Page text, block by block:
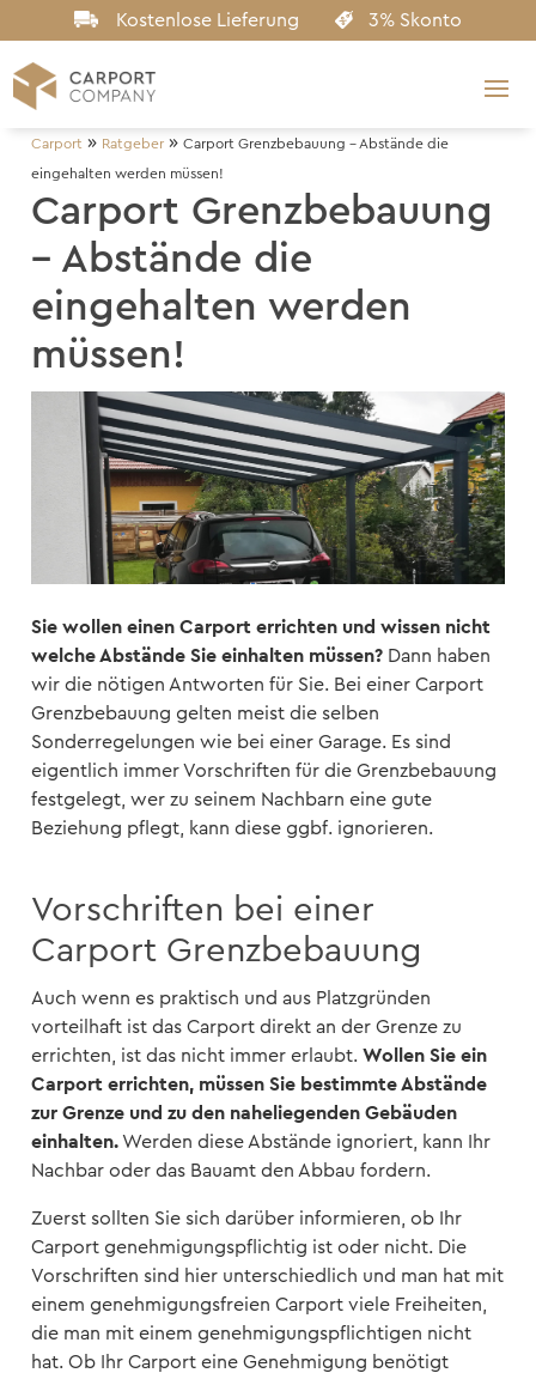
Kostenlose Lieferung 3% Skonto
Carport » Ratgeber »Carport Grenzbebauung – Abstände die
eingehalten werden müssen!
Carport Grenzbebauung
– Abstände die
eingehalten werden
müssen!
Sie wollen einen Carport errichten und wissen nicht
welche Abstände Sie einhalten müssen? Dann haben
wir die nötigen Antworten für Sie. Bei einer Carport
Grenzbebauung gelten meist die selben
Sonderregelungen wie bei einer Garage. Es sind
eigentlich immer Vorschriften für die Grenzbebauung
festgelegt, wer zu seinem Nachbarn eine gute
Beziehung pflegt, kann diese ggbf. ignorieren.
Vorschriften bei einer
Carport Grenzbebauung
Auch wenn es praktisch und aus Platzgründen
vorteilhaft ist das Carport direkt an der Grenze zu
errichten, ist das nicht immer erlaubt.Wollen Sie ein
Carport errichten, müssen Sie bestimmte Abstände
zur Grenze und zu den naheliegenden Gebäuden
einhalten. Werden diese Abstände ignoriert, kann Ihr
Nachbar oder das Bauamt den Abbau fordern.
Zuerst sollten Sie sich darüber informieren, ob Ihr
Carport genehmigungspflichtig ist oder nicht. Die
Vorschriften sind hier unterschiedlich und man hat mit
einem genehmigungsfreien Carport viele Freiheiten,
die man mit einem genehmigungspflichtigen nicht
hat. Ob Ihr Carport eine Genehmigung benötigt